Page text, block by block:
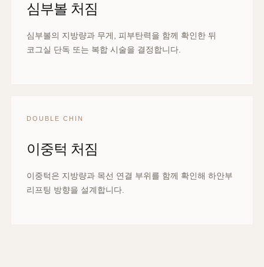
심부볼 처짐
심부볼의 지방량과 무게, 피부탄력을 함께 확인한 뒤
코그실 단독 또는 복합 시술을 결정합니다.
DOUBLE CHIN
이중턱 처짐
이중턱은 지방량과 목선 연결 부위를 함께 확인해 하안부
리프팅 방향을 설계합니다.